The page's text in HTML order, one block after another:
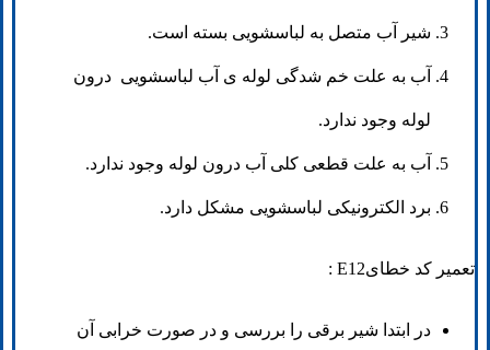
شیر آب متصل به لباسشویی بسته است.
آب به علت خم شدگی لوله ی آب لباسشویی درون
لوله وجود ندارد.
آب به علت قطعی کلی آب درون لوله وجود ندارد.
برد الکترونیکی لباسشویی مشکل دارد.
تعمیر کد خطایE12 :
در ابتدا شیر برقی را بررسی و در صورت خرابی آن